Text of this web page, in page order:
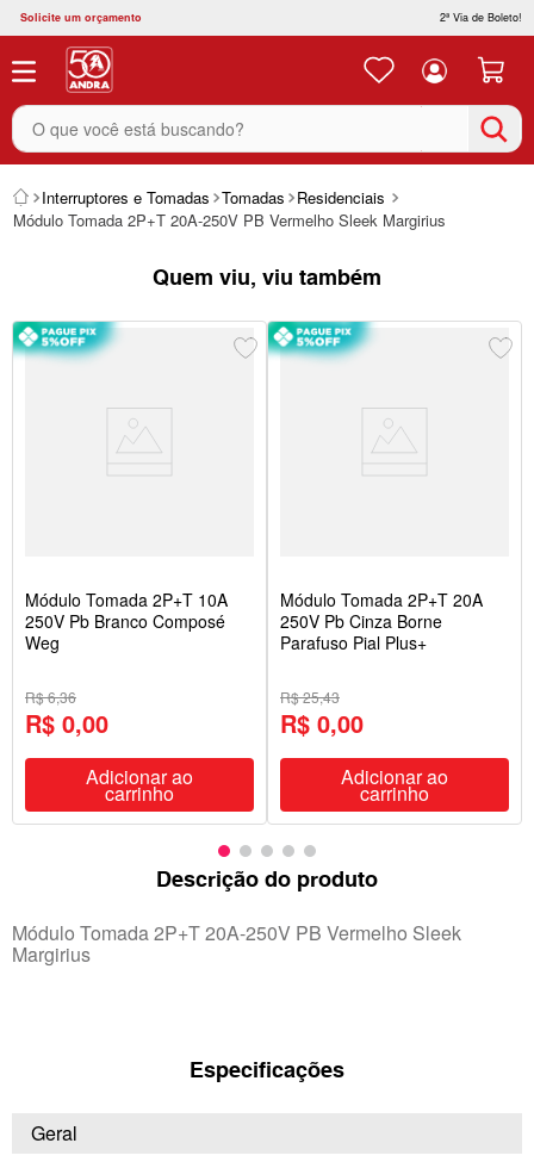
Solicite um orçamento 2ª Via de Boleto!
O que você está buscando?
Interruptores e Tomadas Tomadas
Residenciais
Módulo Tomada 2P+T 20A-250V PB Vermelho Sleek Margirius
Quem viu, viu também
Módulo Tomada 2P+T 10A
250V Pb Branco Composé
Weg
R$ 6,36
R$ 0,00
Adicionar ao
carrinho
Módulo Tomada 2P+T 20A
250V Pb Cinza Borne
Parafuso Pial Plus+
R$ 25,43
R$ 0,00
Adicionar ao
carrinho
Descrição do produto
Módulo Tomada 2P+T 20A-250V PB Vermelho Sleek
Margirius
Especificações
Geral